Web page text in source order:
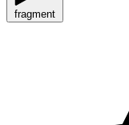
fragment